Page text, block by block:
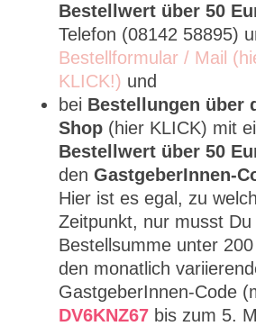
Bestellwert über 50
Telefon (08142 58895)
Bestellformular / Mail
KLICK!) und
bei Bestellungen über
Shop (hier KLICK) mit
Bestellwert über 50
den GastgeberInnen-
Hier ist es egal, zu
Zeitpunkt, nur musst
Bestellsumme unter
den monatlich
GastgeberInnen-Code
DV6KNZ67bis zum 5.